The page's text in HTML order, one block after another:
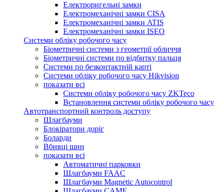
Електроригельні замки
Електромеханічні замки CISA
Електромеханічні замки ATIS
Електромеханічні замки ISEO
Системи обліку робочого часу
Біометричні системи з геометрії обличчя
Біометричні системи по відбитку пальця
Системи по безконтактній карті
Системи обліку робочого часу Hikvision
показати всі
Системи обліку робочого часу ZKTeco
Встановлення системи обліку робочого часу
Автотранспортний контроль доступу
Шлагбауми
Блокіратори доріг
Боларди
Вбивці шин
показати всі
Автоматичні парковки
Шлагбауми FAAC
Шлагбауми Magnetic Autocontrol